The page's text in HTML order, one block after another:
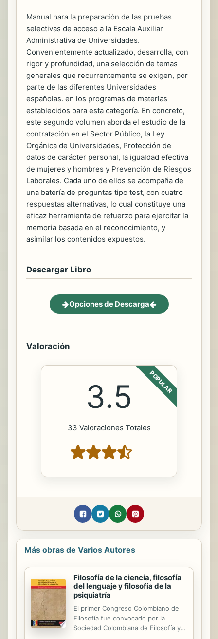
Manual para la preparación de las pruebas
selectivas de acceso a la Escala Auxiliar
Administrativa de Universidades.
Convenientemente actualizado, desarrolla, con
rigor y profundidad, una selección de temas
generales que recurrentemente se exigen, por
parte de las diferentes Universidades
españolas. en los programas de materias
establecidos para esta categoría. En concreto,
este segundo volumen aborda el estudio de la
contratación en el Sector Público, la Ley
Orgánica de Universidades, Protección de
datos de carácter personal, la igualdad efectiva
de mujeres y hombres y Prevención de Riesgos
Laborales. Cada uno de ellos se acompaña de
una batería de preguntas tipo test, con cuatro
respuestas alternativas, lo cual constituye una
eficaz herramienta de refuerzo para ejercitar la
memoria basada en el reconocimiento, y
asimilar los contenidos expuestos.
Descargar Libro
Opciones de Descarga
Valoración
POPULAR
3.5
33 Valoraciones Totales
Más obras de Varios Autores
Filosofía de la ciencia, filosofía
del lenguaje y filosofía de la
psiquiatría
El primer Congreso Colombiano de
Filosofía fue convocado por la
Sociedad Colombiana de Filosofía y